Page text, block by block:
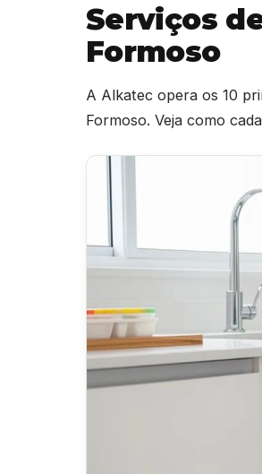
Serviços
Formoso
A Alkatec opera os 10
Formoso. Veja como